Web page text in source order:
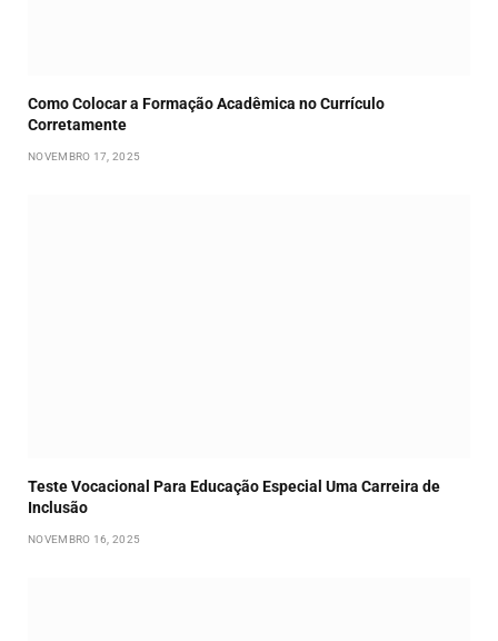
Como Colocar a Formação Acadêmica no Currículo
Corretamente
NOVEMBRO 17, 2025
Teste Vocacional Para Educação Especial Uma Carreira de
Inclusão
NOVEMBRO 16, 2025